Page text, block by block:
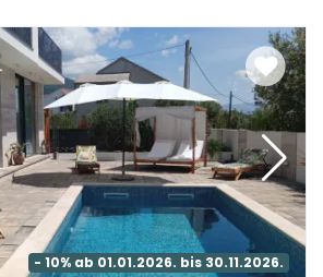
- 10% ab 01.01.2026. bis 30.11.2026.